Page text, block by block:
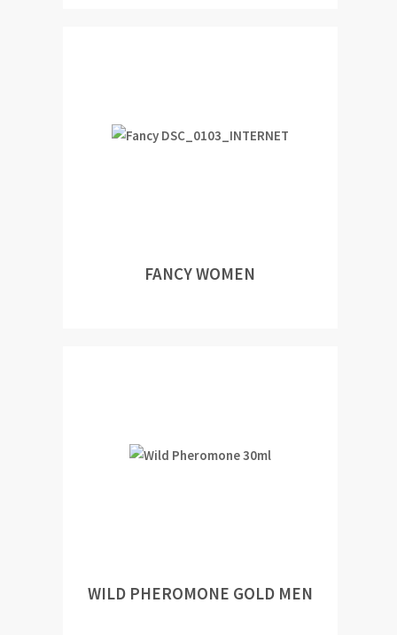
FANCY WOMEN
WILD PHEROMONE GOLD MEN